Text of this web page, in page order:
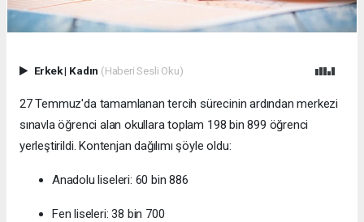
Erkek| Kadın (Haberi Sesli Oku)
27 Temmuz'da tamamlanan tercih sürecinin ardından merkezi
sınavla öğrenci alan okullara toplam 198 bin 899 öğrenci
yerleştirildi. Kontenjan dağılımı şöyle oldu:
Anadolu liseleri: 60 bin 886
Fen liseleri: 38 bin 700